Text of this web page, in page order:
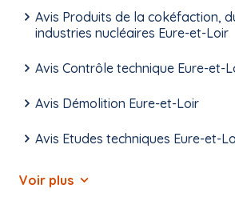
Avis Produits de la cokéfaction,
industries nucléaires Eure-et-Loir
Avis Contrôle technique Eure-et-
Avis Démolition Eure-et-Loir
Avis Etudes techniques Eure-et-
Voir plus